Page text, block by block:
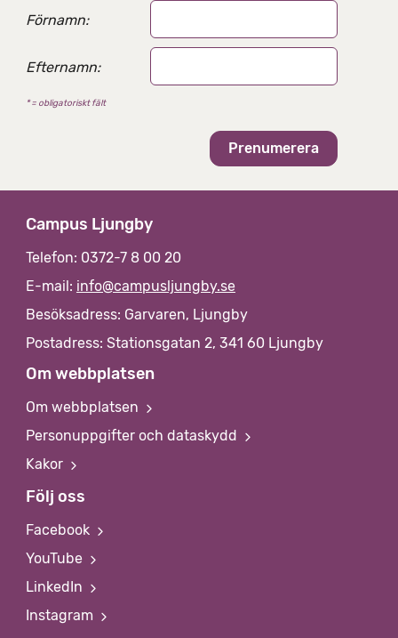
Förnamn:
Efternamn:
* = obligatoriskt fält
Campus Ljungby
Telefon: 0372-7 8 00 20
E-mail: info@campusljungby.se
Besöksadress: Garvaren, Ljungby
Postadress: Stationsgatan 2, 341 60 Ljungby
Om webbplatsen
Om webbplatsen
Personuppgifter och dataskydd
Kakor
Följ oss
Facebook
YouTube
LinkedIn
Instagram